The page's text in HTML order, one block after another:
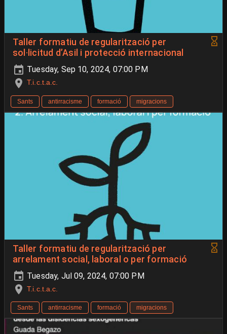
Taller formatiu de regularització per
sol·licitud d’Asil i protecció internacional
Tuesday, Sep 10, 2024, 07:00 PM
T.i.c.t.a.c.
Sants antirracisme formació migracions
Taller formatiu de regularització per
arrelament social, laboral o per formació
Tuesday, Jul 09, 2024, 07:00 PM
T.i.c.t.a.c.
Sants antirracisme formació migracions